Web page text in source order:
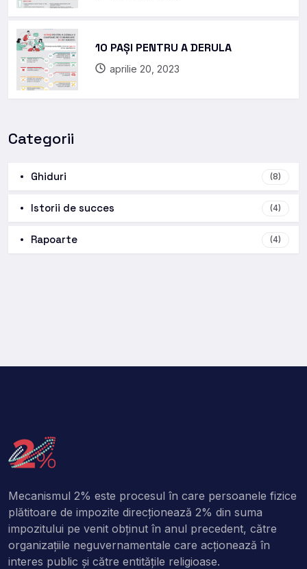
10 PAȘI PENTRU A DERULA
aprilie 20, 2023
Categorii
Ghiduri (8)
Istorii de succes (4)
Rapoarte (4)
Mecanismul 2% este procesul în care persoanele fizice
plătitoare de impozite direcţionează 2% din suma
impozitului pe venit obţinut în anul precedent, către
organizaţiile neguvernamentale care acţionează în
interes public şi către entitățile religioase.